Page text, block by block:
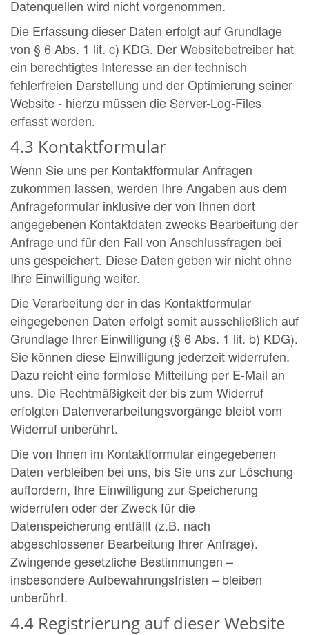
Datenquellen wird nicht vorgenommen.
Die Erfassung dieser Daten erfolgt auf Grundlage
von § 6 Abs. 1 lit. c) KDG. Der Websitebetreiber hat
ein berechtigtes Interesse an der technisch
fehlerfreien Darstellung und der Optimierung seiner
Website - hierzu müssen die Server-Log-Files
erfasst werden.
4.3 Kontaktformular
Wenn Sie uns per Kontaktformular Anfragen
zukommen lassen, werden Ihre Angaben aus dem
Anfrageformular inklusive der von Ihnen dort
angegebenen Kontaktdaten zwecks Bearbeitung der
Anfrage und für den Fall von Anschlussfragen bei
uns gespeichert. Diese Daten geben wir nicht ohne
Ihre Einwilligung weiter.
Die Verarbeitung der in das Kontaktformular
eingegebenen Daten erfolgt somit ausschließlich auf
Grundlage Ihrer Einwilligung (§ 6 Abs. 1 lit. b) KDG).
Sie können diese Einwilligung jederzeit widerrufen.
Dazu reicht eine formlose Mitteilung per E-Mail an
uns. Die Rechtmäßigkeit der bis zum Widerruf
erfolgten Datenverarbeitungsvorgänge bleibt vom
Widerruf unberührt.
Die von Ihnen im Kontaktformular eingegebenen
Daten verbleiben bei uns, bis Sie uns zur Löschung
auffordern, Ihre Einwilligung zur Speicherung
widerrufen oder der Zweck für die
Datenspeicherung entfällt (z.B. nach
abgeschlossener Bearbeitung Ihrer Anfrage).
Zwingende gesetzliche Bestimmungen –
insbesondere Aufbewahrungsfristen – bleiben
unberührt.
4.4 Registrierung auf dieser Website